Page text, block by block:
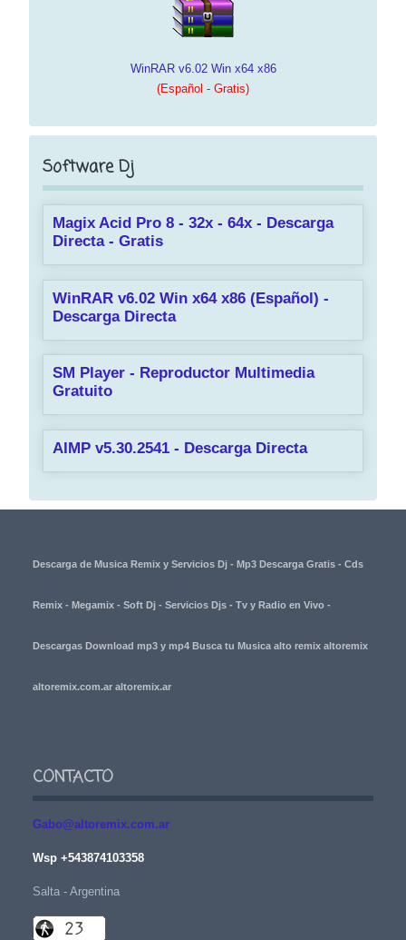
WinRAR v6.02 Win x64 x86
(Español - Gratis)
Software Dj
Magix Acid Pro 8 - 32x - 64x - Descarga
Directa - Gratis
WinRAR v6.02 Win x64 x86 (Español) -
Descarga Directa
SM Player - Reproductor Multimedia
Gratuito
AIMP v5.30.2541 - Descarga Directa
Descarga de Musica Remix y Servicios Dj - Mp3 Descarga Gratis - Cds
Remix - Megamix - Soft Dj - Servicios Djs - Tv y Radio en Vivo -
Descargas Download mp3 y mp4 Busca tu Musica alto remix altoremix
altoremix.com.ar altoremix.ar
CONTACTO
Gabo@altoremix.com.ar
Wsp +543874103358
Salta - Argentina